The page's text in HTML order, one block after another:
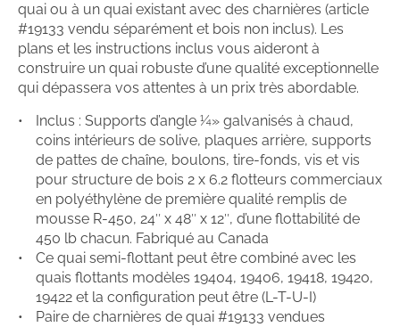
quai ou à un quai existant avec des charnières (article
#19133 vendu séparément et bois non inclus). Les
plans et les instructions inclus vous aideront à
construire un quai robuste d’une qualité exceptionnelle
qui dépassera vos attentes à un prix très abordable.
Inclus : Supports d’angle ¼» galvanisés à chaud,
coins intérieurs de solive, plaques arrière, supports
de pattes de chaîne, boulons, tire-fonds, vis et vis
pour structure de bois 2 x 6.2 flotteurs commerciaux
en polyéthylène de première qualité remplis de
mousse R-450, 24″ x 48″ x 12″, d’une flottabilité de
450 lb chacun. Fabriqué au Canada
Ce quai semi-flottant peut être combiné avec les
quais flottants modèles 19404, 19406, 19418, 19420,
19422 et la configuration peut être (L-T-U-I)
Paire de charnières de quai #19133 vendues